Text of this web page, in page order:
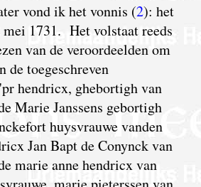
vond ik het vonnis (2): het
mei 1731. Het volstaat reeds
van de veroordeelden om
de toegeschreven
hendricx, ghebortigh van
Marie Janssens gebortigh
huysvrauwe vanden
Jan Bapt de Conynck van
marie anne hendricx van